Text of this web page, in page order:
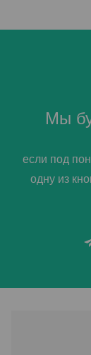
Мы
если под
одну из